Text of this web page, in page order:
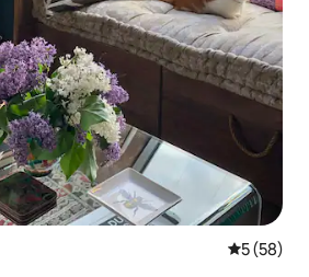
平均评分
5 (58)